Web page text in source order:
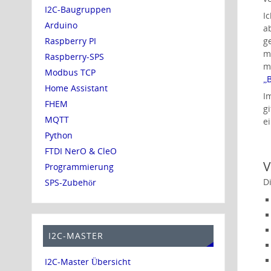
I2C-Baugruppen
Arduino
Raspberry PI
Raspberry-SPS
Modbus TCP
Home Assistant
FHEM
MQTT
Python
FTDI NerO & CleO
Programmierung
SPS-Zubehör
I2C-MASTER
I2C-Master Übersicht